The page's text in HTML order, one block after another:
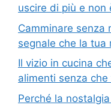
uscire di più e non
Camminare senza
segnale che la tua
Il vizio in cucina
alimenti senza
Perché la